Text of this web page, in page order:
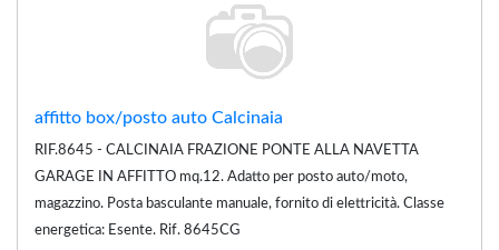
affitto box/posto auto Calcinaia
RIF.8645 - CALCINAIA FRAZIONE PONTE ALLA NAVETTA
GARAGE IN AFFITTO mq.12. Adatto per posto auto/moto,
magazzino. Posta basculante manuale, fornito di elettricità. Classe
energetica: Esente. Rif. 8645CG